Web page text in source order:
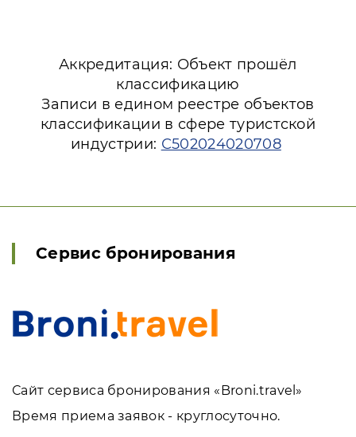
Аккредитация: Объект прошёл
классификацию
Записи в едином реестре объектов
классификации в сфере туристской
индустрии: С502024020708
Сервис бронирования
Сайт сервиса бронирования «Broni.travel»
Время приема заявок - круглосуточно.